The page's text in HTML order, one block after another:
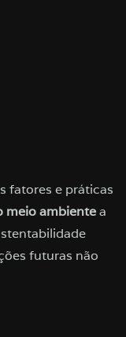
fatores e práticas
meio ambientea
futuras não